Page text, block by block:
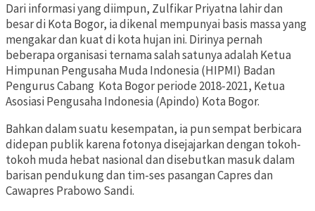
Dari informasi yang diimpun, Zulfikar Priyatna lahir dan
besar di Kota Bogor, ia dikenal mempunyai basis massa yang
mengakar dan kuat di kota hujan ini. Dirinya pernah
beberapa organisasi ternama salah satunya adalah Ketua
Himpunan Pengusaha Muda Indonesia (HIPMI) Badan
Pengurus Cabang Kota Bogor periode 2018-2021, Ketua
Asosiasi Pengusaha Indonesia (Apindo) Kota Bogor.
Bahkan dalam suatu kesempatan, ia pun sempat berbicara
didepan publik karena fotonya disejajarkan dengan tokoh-
tokoh muda hebat nasional dan disebutkan masuk dalam
barisan pendukung dan tim-ses pasangan Capres dan
Cawapres Prabowo Sandi.